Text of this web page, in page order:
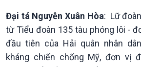
Đại tá Nguyễn Xuân Hòa: Lữ
từ Tiểu đoàn 135 tàu phóng lôi -
đầu tiên của Hải quân nhân
kháng chiến chống Mỹ, đơn vị